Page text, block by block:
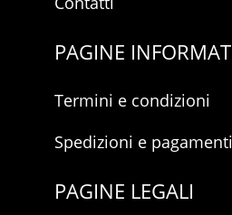
PAGINE
Termini e condizioni
Spedizioni e pagamenti
PAGINE LEGALI